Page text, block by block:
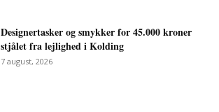
Designertasker og smykker for 45.000 kroner
stjålet fra lejlighed i Kolding
7 august, 2026